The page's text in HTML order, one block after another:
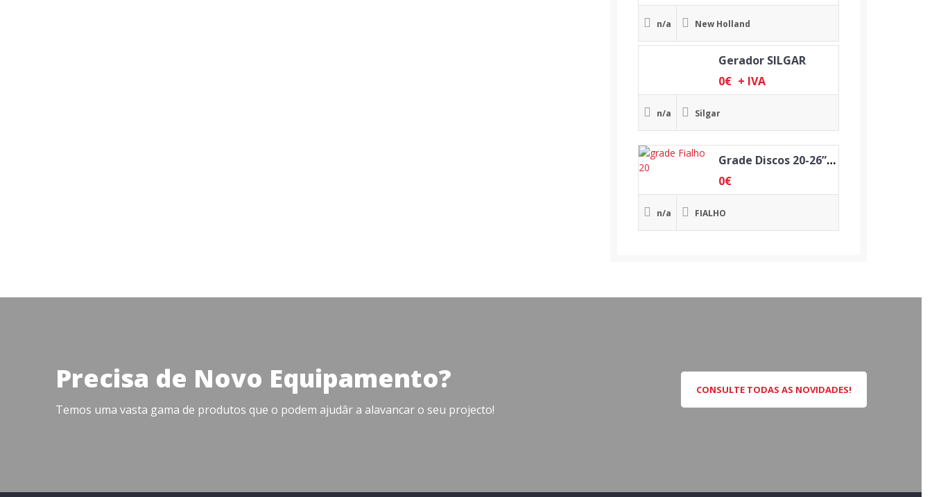
n/a New Holland
n/a Silgar
Gerador SILGAR
0€ + IVA
n/a FIALHO
Grade Discos 20-26” // 20 Discos
0€
Precisa de Novo Equipamento?
Temos uma vasta gama de produtos que o podem ajudâr a alavancar o seu projecto!
CONSULTE TODAS AS NOVIDADES!